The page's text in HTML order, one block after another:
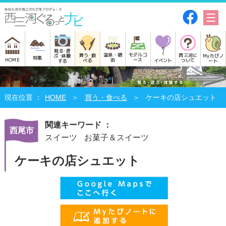
HOME 特集
見る･遊
ぶ･体験
する
買う･食
べる
温泉・宿
泊
モデルコ
ース イベント
西三河に
ついて
Myたびノ
ート
HOME 買う・食べる ケーキの店シュエット
西尾市
関連キーワード ：
スイーツ
お菓子＆スイーツ
ケーキの店シュエット